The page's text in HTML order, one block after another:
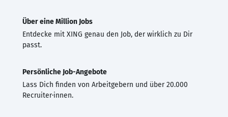
Über eine Million Jobs
Entdecke mit XING genau den Job, der wirklich zu Dir
passt.
Persönliche Job-Angebote
Lass Dich finden von Arbeitgebern und über 20.000
Recruiter·innen.